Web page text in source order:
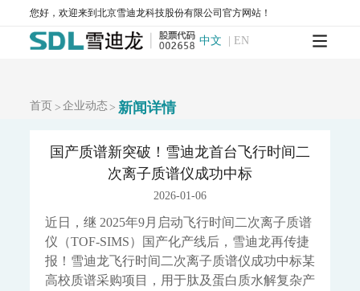
您好，欢迎来到北京雪迪龙科技股份有限公司官方网站！
中文 | EN
AQMS-900VF-环境空气甲醛在线监测系统
AQMS-900TOFMS-多通道飞行时间质谱在线监测系统
大气走航监测车
水环境监测
WQMS-900AI-数智化水质在线监测系统
WQMS-900-固定式水质自动监测系统
WQMS-900E-简易式水质自动监测系统
WQMS-900S-小型式水质自动监测系统
WQMS-900F-浮标式水质自动监测系统
WCS-900W-水质移动监测系统
MODEL 9811-高锰酸盐指数水质在线自动监测仪
MODEL 9870-水质自动采样器
MODEL 2000-五参数水质在线自动监测仪
MODEL 9001-叶绿素a水质在线自动监测仪
首页 > 企业动态> 新闻详情
国产质谱新突破！雪迪龙首台飞行时间二
次离子质谱仪成功中标
2026-01-06
近日，继 2025年9月启动飞行时间二次离子质谱
仪（TOF-SIMS）国产化产线后，雪迪龙再传捷
报！雪迪龙飞行时间二次离子质谱仪成功中标某
高校质谱采购项目，用于肽及蛋白质水解复杂产